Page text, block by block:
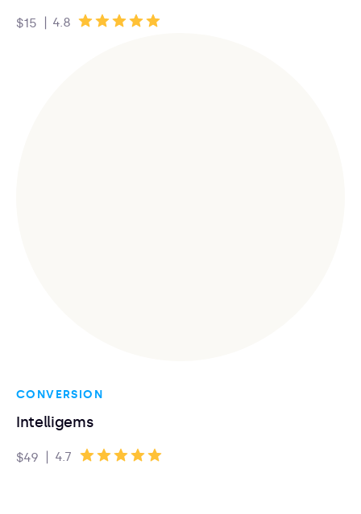
$15 | 4.8
CONVERSION
Intelligems
$49 | 4.7